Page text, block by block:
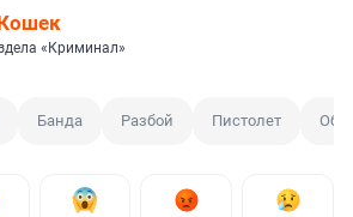
«Криминал»
Банда Разбой Пистолет